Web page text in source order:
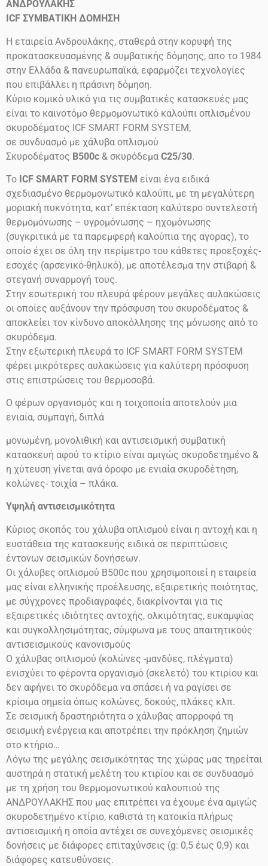
ΑΝΔΡΟΥΛΑΚΗΣ
ICF ΣΥΜΒΑΤΙΚΗ ΔΟΜΗΣΗ
Η εταιρεία Ανδρουλάκης, σταθερά στην κορυφή της
προκατασκευασμένης & συμβατικής δόμησης, απο το 1984
στην Ελλάδα & πανευρωπαϊκά, εφαρμόζει τεχνολογίες
που επιβάλλει η πράσινη δόμηση.
Κύριο κομικό υλικό για τις συμβατικές κατασκευές μας
είναι το καινοτόμο θερμομονωτικό καλούπι οπλισμένου
σκυροδέματος ICF SMART FORM SYSTEM,
σε συνδυασμό με χάλυβα οπλισμού
Σκυροδέματος B500c & σκυρόδεμα C25/30.
Το ICF SMART FORM SYSTEM είναι ένα ειδικά
σχεδιασμένο θερμομονωτικό καλούπι, με τη μεγαλύτερη
μοριακή πυκνότητα, κατ’ επέκταση καλύτερο συντελεστή
θερμομόνωσης – υγρομόνωσης – ηχομόνωσης
(συγκριτικά με τα παρεμφερή καλούπια της αγορας), το
οποίο έχει σε όλη την περίμετρο του κάθετες προεξοχές-
εσοχές (αρσενικό-θηλυκό), με αποτέλεσμα την στιβαρή &
στεγανή συναρμογή τους.
Στην εσωτερική του πλευρά φέρουν μεγάλες αυλακώσεις
οι οποίες αυξάνουν την πρόσφυση του σκυροδέματος &
αποκλείει τον κίνδυνο αποκόλλησης της μόνωσης από το
σκυρόδεμα.
Στην εξωτερική πλευρά το ICF SMART FORM SYSTEM
φέρει μικρότερες αυλακώσεις για καλύτερη πρόσφυση
στις επιστρώσεις του θερμοσοβά.
Ο φέρων οργανισμός και η τοιχοποιία αποτελούν μια
ενιαία, συμπαγή, διπλά
μονωμένη, μονολιθική και αντισεισμική συμβατική
κατασκευή αφού το κτίριο είναι αμιγώς σκυροδετημένο &
η χύτευση γίνεται ανά όροφο με ενιαία σκυροδέτηση,
κολώνες- τοιχία – πλάκα.
Υψηλή αντισεισμικότητα
Κύριος σκοπός του χάλυβα οπλισμού είναι η αντοχή και η
ευστάθεια της κατασκευής ειδικά σε περιπτώσεις
έντονων σεισμικών δονήσεων.
Οι χάλυβες οπλισμού Β500c που χρησιμοποιεί η εταιρεία
μας είναι ελληνικής προέλευσης, εξαιρετικής ποιότητας,
με σύγχρονες προδιαγραφές, διακρίνονται για τις
εξαιρετικές ιδιότητες αντοχής, ολκιμότητας, ευκαμψίας
και συγκολλησιμότητας, σύμφωνα με τους απαιτητικούς
αντισεισμικούς κανονισμούς
Ο χάλυβας οπλισμού (κολώνες -μανδύες, πλέγματα)
ενισχύει το φέροντα οργανισμό (σκελετό) του κτιρίου και
δεν αφήνει το σκυρόδεμα να σπάσει ή να ραγίσει σε
κρίσιμα σημεία όπως κολώνες, δοκούς, πλάκες κλπ.
Σε σεισμική δραστηριότητα ο χάλυβας απορροφά τη
σεισμική ενέργεια και αποτρέπει την πρόκληση ζημιών
στο κτήριο…
Λόγω της μεγάλης σεισμικότητας της χώρας μας τηρείται
αυστηρά η στατική μελέτη του κτιρίου και σε συνδυασμό
με τη χρήση του θερμομονωτικού καλουπιού της
ΑΝΔΡΟΥΛΑΚΗΣ που μας επιτρέπει να έχουμε ένα αμιγώς
σκυροδετημένο κτίριο, καθιστά τη κατοικία πλήρως
αντισεισμική η οποία αντέχει σε συνεχόμενες σεισμικές
δονήσεις με διάφορες επιταχύνσεις (g: 0,5 έως 0,9) και
διάφορες κατευθύνσεις.